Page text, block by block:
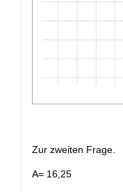
Zur zweiten Frage.
A= 16,25